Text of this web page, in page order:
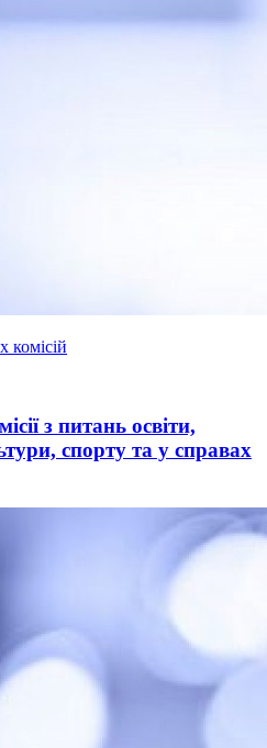
комісій
з питань освіти,
спорту та у справах